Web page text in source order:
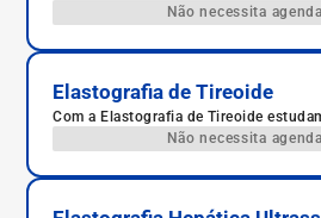
técnicas do exame de ultrassom
um software - com a finalidade de
de diferentes tecidos do corpo
Não necessita
Elastografia de Tireoide
Com a Elastografia de Tireoide
tireoide, se benignos ou malignos, e
precisa.
Não necessita